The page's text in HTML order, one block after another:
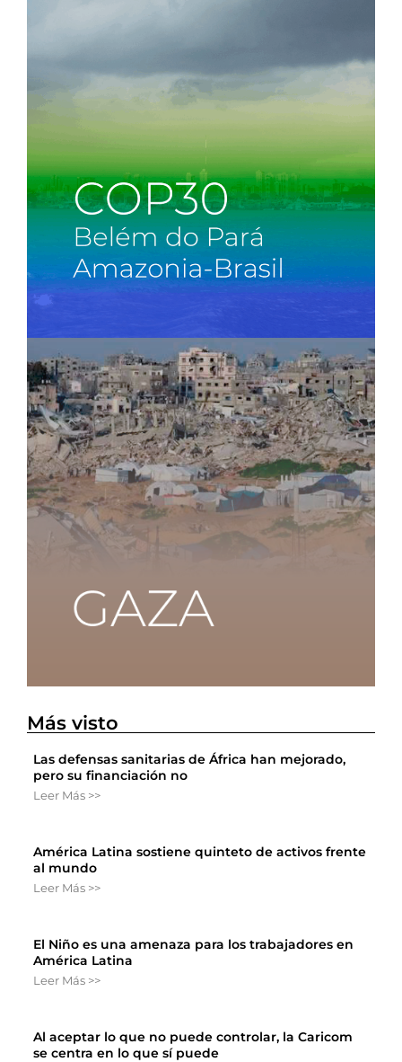
Más visto
Las defensas sanitarias de África han mejorado,
pero su financiación no
Leer Más >>
América Latina sostiene quinteto de activos frente
al mundo
Leer Más >>
El Niño es una amenaza para los trabajadores en
América Latina
Leer Más >>
Al aceptar lo que no puede controlar, la Caricom
se centra en lo que sí puede